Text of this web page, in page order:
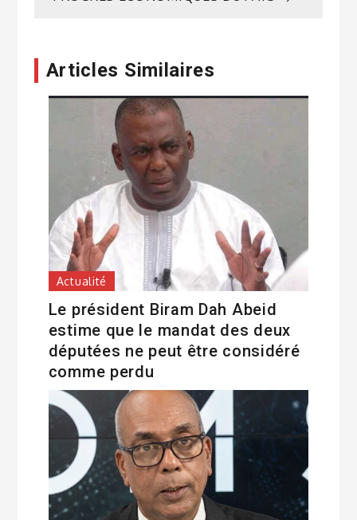
Articles Similaires
Actualité
Le président Biram Dah Abeid
estime que le mandat des deux
députées ne peut être considéré
comme perdu